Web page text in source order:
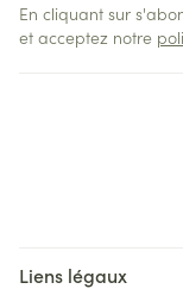
En cliquant sur
et acceptez notre
Liens légaux